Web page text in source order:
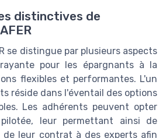
distinctives de
se distingue par plusieurs aspects
pour les épargnants à la
flexibles et performantes. L'un
réside dans l'éventail des options
Les adhérents peuvent opter
leur permettant ainsi de
de leur contrat à des experts afin